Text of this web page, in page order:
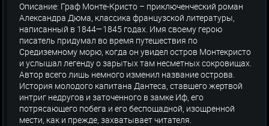
Описание: Граф Монте-Кристо – приключенческий роман
Александра Дюма, классика французской литературы,
написанный в 1844—1845 годах. Имя своему герою
писатель придумал во время путешествия по
Средиземному морю, когда он увидел остров Монтекристо
и услышал легенду о зарытых там несметных сокровищах.
Автор всего лишь немного изменил название острова.
История молодого капитана Дантеса, ставшего жертвой
интриг недругов и заточенного в замке Иф, его
потрясающего побега и его беспощадной, изощренной
мести, как и прежде, захватывает читателя.